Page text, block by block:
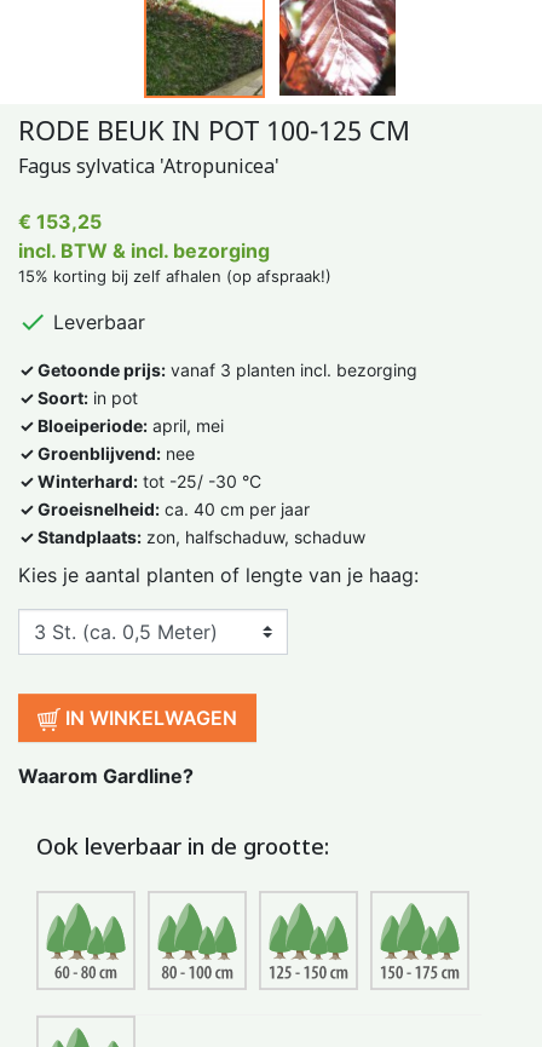
RODE BEUK IN POT 100-125 CM
Fagus sylvatica 'Atropunicea'
€ 153,25
incl. BTW & incl. bezorging
15% korting bij zelf afhalen (op afspraak!)
 Leverbaar
✓ Getoonde prijs: vanaf 3 planten incl. bezorging
✓ Soort: in pot
✓ Bloeiperiode: april, mei
✓ Groenblijvend: nee
✓ Winterhard: tot -25/ -30 °C
✓ Groeisnelheid: ca. 40 cm per jaar
✓ Standplaats: zon, halfschaduw, schaduw
Kies je aantal planten of lengte van je haag:
IN WINKELWAGEN
Waarom Gardline?
Ook leverbaar in de grootte: